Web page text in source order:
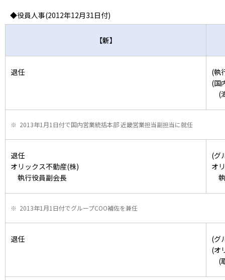
◆役員人事(2012年12月31日付)
【新】
退任
(執
(国
(
2013年1月1日付で国内営業統括本部 近畿営業担当副担当に就任
退任
オリックス不動産(株)
執行役員副会長
(グ
オ
2013年1月1日付でグループCOO補佐を兼任
退任
(グ
(オ
(